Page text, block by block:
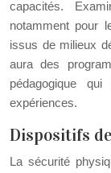
capacités.
notamment pour
issus de milieux
aura des
pédagogique
expériences.
Dispositifs
La sécurité